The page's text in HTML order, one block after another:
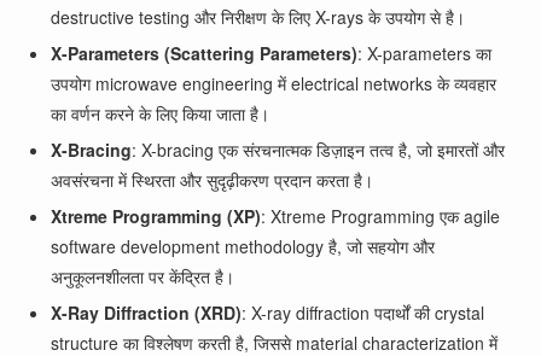
destructive testing और निरीक्षण के लिए X-rays के उपयोग से है।
X-Parameters (Scattering Parameters): X-parameters का
उपयोग microwave engineering में electrical networks के व्यवहार
का वर्णन करने के लिए किया जाता है।
X-Bracing: X-bracing एक संरचनात्मक डिज़ाइन तत्व है, जो इमारतों और
अवसंरचना में स्थिरता और सुदृढ़ीकरण प्रदान करता है।
Xtreme Programming (XP): Xtreme Programming एक agile
software development methodology है, जो सहयोग और
अनुकूलनशीलता पर केंद्रित है।
X-Ray Diffraction (XRD): X-ray diffraction पदार्थों की crystal
structure का विश्लेषण करती है, जिससे material characterization में